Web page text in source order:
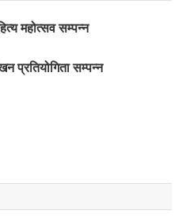
महोत्सव सम्पन्न
प्रतियोगिता सम्पन्न